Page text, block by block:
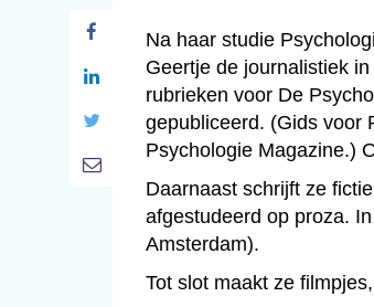
Na haar studie
Geertje de journalistiek
rubrieken voor De
gepubliceerd. (Gids voor
Psychologie Magazine.)
Daarnaast schrijft ze
afgestudeerd op proza.
Amsterdam).
Tot slot maakt ze